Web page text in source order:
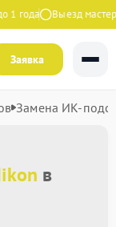
года Выезд мастера
Заявка
Замена ИК-
в